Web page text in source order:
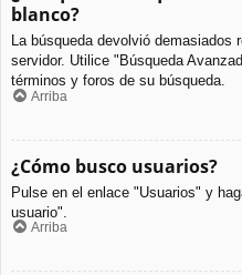
blanco?
La búsqueda devolvió demasiados
servidor. Utilice "Búsqueda
términos y foros de su búsqueda.
Arriba
¿Cómo busco usuarios?
Pulse en el enlace "Usuarios" y
usuario".
Arriba